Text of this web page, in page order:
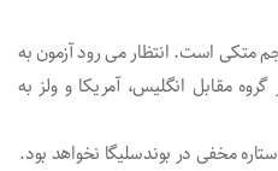
متکی است. انتظار می رود آزمون به
گروه مقابل انگلیس، آمریکا و ولز به
ستاره مخفی در بوندسلیگا نخواهد بود.